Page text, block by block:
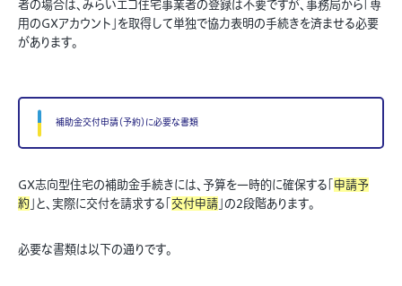
者の場合は、みらいエコ住宅事業者の登録は不要ですが、事務局から「専
用のGXアカウント」を取得して単独で協力表明の手続きを済ませる必要
があります。
補助金交付申請（予約）に必要な書類
GX志向型住宅の補助金手続きには、予算を一時的に確保する「 申請予
約」と、実際に交付を請求する「 交付申請」の2段階あります。
必要な書類は以下の通りです。